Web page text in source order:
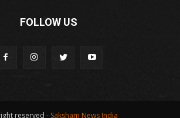
FOLLOW US
reserved - Saksham News India